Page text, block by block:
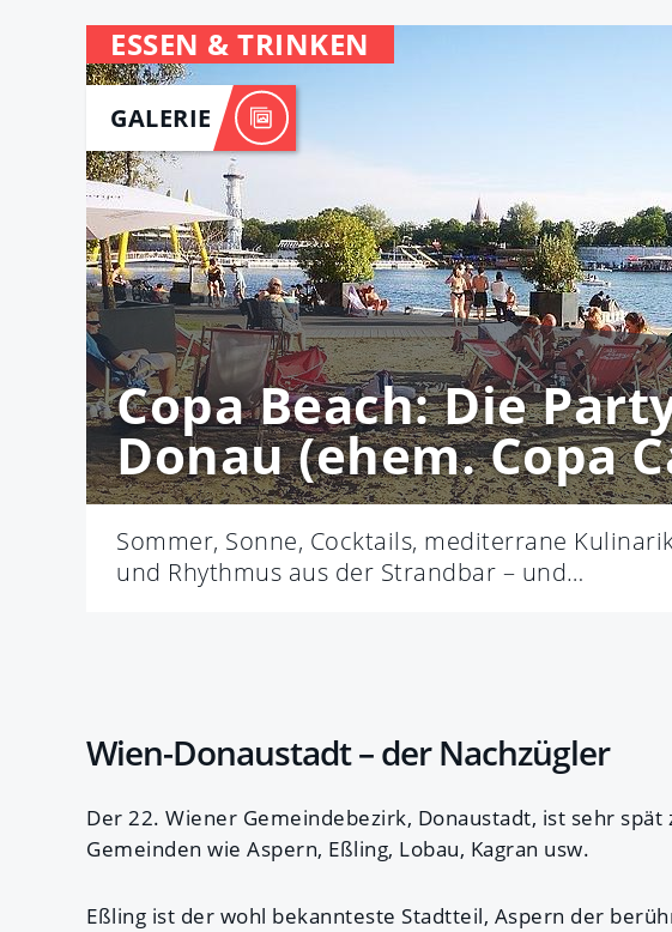
ESSEN & TRINKEN
Copa Beach: Die
Donau (ehem. Copa
Sommer, Sonne, Cocktails, mediterrane
und Rhythmus aus der Strandbar – und…
GALERIE
Wien-Donaustadt – der Nachzügler
Der 22. Wiener Gemeindebezirk, Donaustadt, ist sehr
Gemeinden wie Aspern, Eßling, Lobau, Kagran usw.
Eßling ist der wohl bekannteste Stadtteil, Aspern der